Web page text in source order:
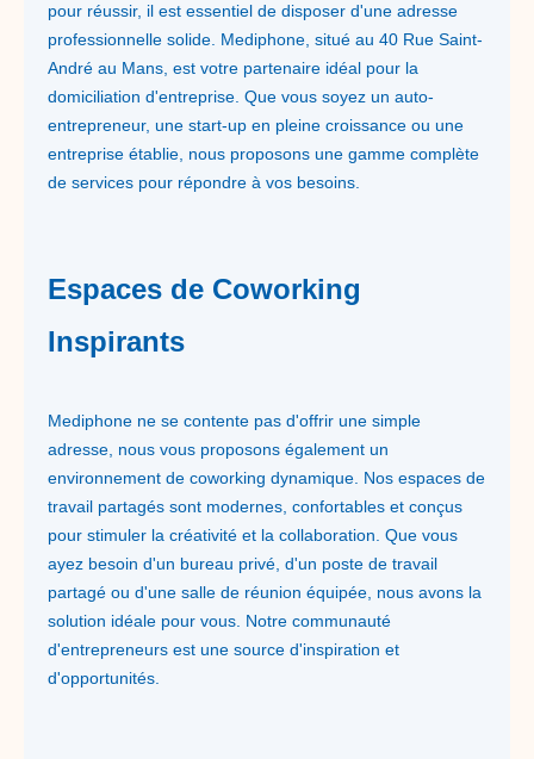
pour réussir, il est essentiel de disposer d'une adresse
professionnelle solide. Mediphone, situé au 40 Rue Saint-
André au Mans, est votre partenaire idéal pour la
domiciliation d'entreprise. Que vous soyez un auto-
entrepreneur, une start-up en pleine croissance ou une
entreprise établie, nous proposons une gamme complète
de services pour répondre à vos besoins.
Espaces de Coworking
Inspirants
Mediphone ne se contente pas d'offrir une simple
adresse, nous vous proposons également un
environnement de coworking dynamique. Nos espaces de
travail partagés sont modernes, confortables et conçus
pour stimuler la créativité et la collaboration. Que vous
ayez besoin d'un bureau privé, d'un poste de travail
partagé ou d'une salle de réunion équipée, nous avons la
solution idéale pour vous. Notre communauté
d'entrepreneurs est une source d'inspiration et
d'opportunités.